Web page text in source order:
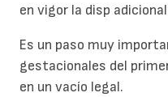
en vigor la disp
Es un paso muy
gestacionales del
en un vacío legal.